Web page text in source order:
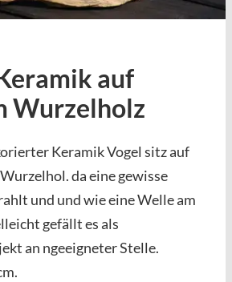
auf
Wurzelholz
Keramik Vogel sitz auf
da eine gewisse
und und wie eine Welle am
gefällt es als
an ngeeigneter Stelle.